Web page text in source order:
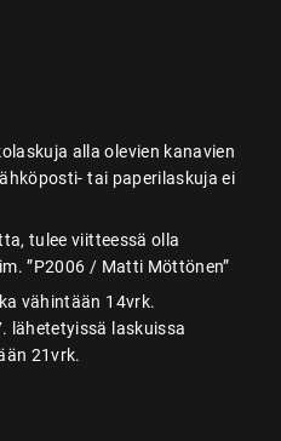
alla olevien kanavien
tai paperilaskuja ei
tulee viitteessä olla
”P2006 / Matti Möttönen”
vähintään 14vrk.
lähetetyissä laskuissa
21vrk.